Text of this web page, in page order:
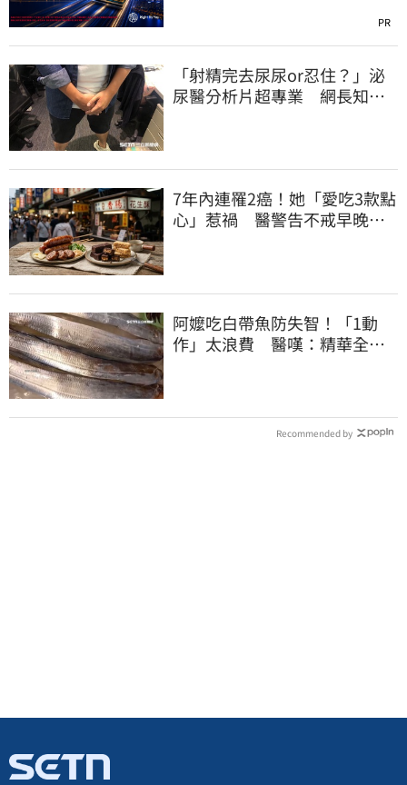
PR
「射精完去尿尿or忍住？」泌
尿醫分析片超專業 網長知
7年內連罹2癌！她「愛吃3款點
心」惹禍 醫警告不戒早晚有
阿嬤吃白帶魚防失智！「1動
作」太浪費 醫嘆：精華全沒
Recommended by